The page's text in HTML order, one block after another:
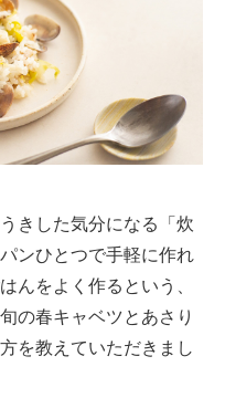
きした気分になる「炊
ンひとつで手軽に作れ
んをよく作るという、
の春キャベツとあさり
を教えていただきまし